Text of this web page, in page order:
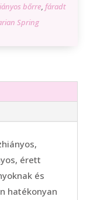
bőrre, fáradt
Spring
érett
és
hatékonyan